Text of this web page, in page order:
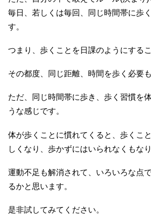
毎日、若しくは毎回、同じ時間帯に歩
す。
つまり、歩くことを日課のようにするこ
その都度、同じ距離、時間を歩く必要
ただ、同じ時間帯に歩き、歩く習慣を
うな感じです。
体が歩くことに慣れてくると、歩くこ
しくなり、歩かずにはいられなくもなり
運動不足も解消されて、いろいろな点
るかと思います。
是非試してみてください。